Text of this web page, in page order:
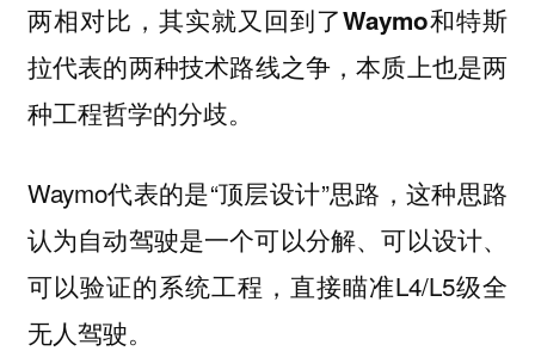
两相对比，其实就又回到了Waymo和特斯
拉代表的两种技术路线之争，本质上也是两
种工程哲学的分歧。
Waymo代表的是“顶层设计”思路，这种思路
认为自动驾驶是一个可以分解、可以设计、
可以验证的系统工程，直接瞄准L4/L5级全
无人驾驶。